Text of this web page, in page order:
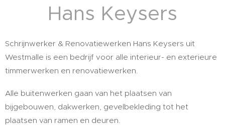
Hans Keysers
Schrijnwerker & Renovatiewerken Hans Keysers uit
Westmalle is een bedrijf voor alle interieur- en exterieure
timmerwerken en renovatiewerken.
Alle buitenwerken gaan van het plaatsen van
bijgebouwen, dakwerken, gevelbekleding tot het
plaatsen van ramen en deuren.